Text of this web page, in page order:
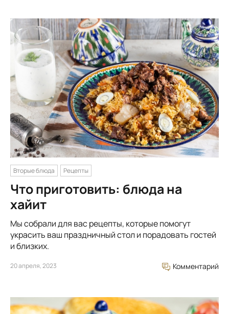
Вторые блюда Рецепты
Что приготовить: блюда на
хайит
Мы собрали для вас рецепты, которые помогут
украсить ваш праздничный стол и порадовать гостей
и близких.
20 апреля, 2023 Комментарий